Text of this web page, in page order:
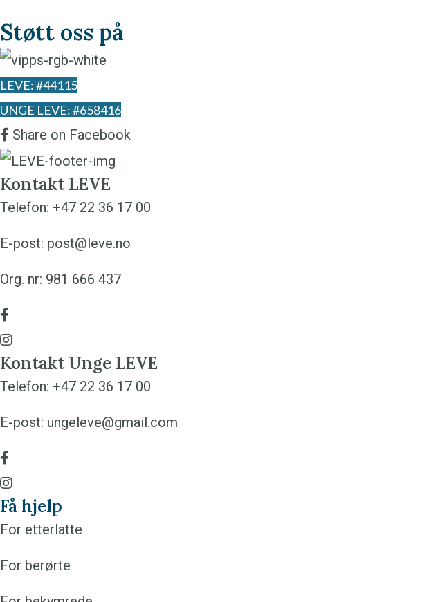
Støtt oss på
LEVE: #44115
UNGE LEVE: #658416
Share on Facebook
Kontakt LEVE
Telefon: +47 22 36 17 00
E-post: post@leve.no
Org. nr: 981 666 437
å
t
i
r
F
a
c
G
å
t
å
r
I
n
Kontakt Unge LEVE
Telefon: +47 22 36 17 00
E-post: ungeleve@gmail.com
å
t
i
G
å
t
Få hjelp
For etterlatte
For berørte